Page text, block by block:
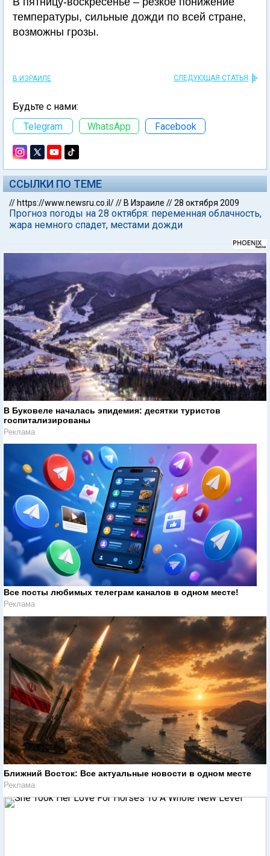
температуры, сильные дожди по всей стране,
возможны грозы.
В ИЗРАИЛЕ СЛЕДУЮЩАЯ СТАТЬЯ
Будьте с нами:
Telegram
WhatsApp Facebook
ССЫЛКИ ПО ТЕМЕ
// https://www.newsru.co.il/// В Израиле //28 октября 2009
Прогноз погоды на 28 октября: переменная облачность,
жара немного спадет, местами дожди
В Буковеле началась эпидемия: десятки туристов
госпитализированы
Реклама
Все посты любимых телеграм каналов в одном месте!
Реклама
Ближний Восток: Все актуальные новости в одном месте
Реклама